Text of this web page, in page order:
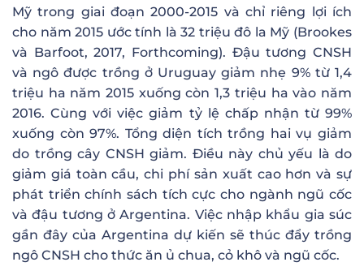
Mỹ trong giai đoạn 2000-2015 và chỉ riêng lợi ích
cho năm 2015 ước tính là 32 triệu đô la Mỹ (Brookes
và Barfoot, 2017, Forthcoming). Đậu tương CNSH
và ngô được trồng ở Uruguay giảm nhẹ 9% từ 1,4
triệu ha năm 2015 xuống còn 1,3 triệu ha vào năm
2016. Cùng với việc giảm tỷ lệ chấp nhận từ 99%
xuống còn 97%. Tổng diện tích trồng hai vụ giảm
do trồng cây CNSH giảm. Điều này chủ yếu là do
giảm giá toàn cầu, chi phí sản xuất cao hơn và sự
phát triển chính sách tích cực cho ngành ngũ cốc
và đậu tương ở Argentina. Việc nhập khẩu gia súc
gần đây của Argentina dự kiến ​​sẽ thúc đẩy trồng
ngô CNSH cho thức ăn ủ chua, cỏ khô và ngũ cốc.